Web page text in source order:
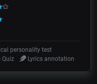
personality test
Quiz Lyrics annotation